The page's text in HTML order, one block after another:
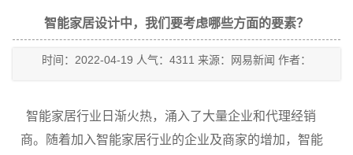
智能家居设计中，我们要考虑哪些方面的要素？
时间：2022-04-19 人气：4311 来源：网易新闻 作者：
智能家居行业日渐火热，涌入了大量企业和代理经销
商。随着加入智能家居行业的企业及商家的增加，智能